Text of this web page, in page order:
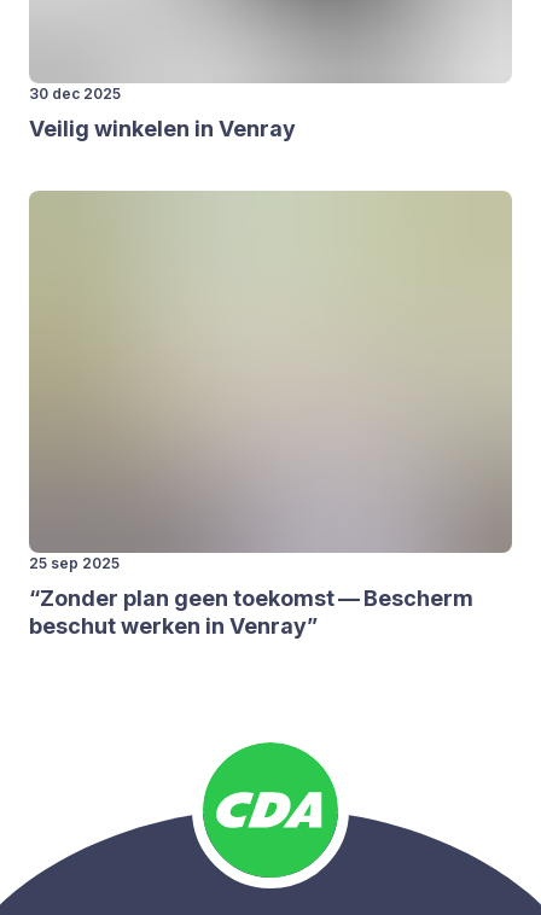
30 dec 2025
Vei­lig win­ke­len in Ven­ray
25 sep 2025
“Zon­der plan geen toe­komst — Bescherm
beschut wer­ken in Ven­ray”